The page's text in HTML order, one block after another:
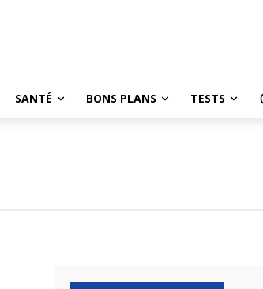
SANTÉ BONS PLANS TESTS